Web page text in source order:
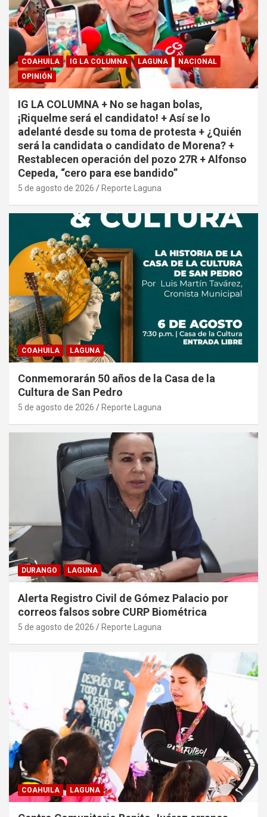
COAHUILA IG LA COLUMNA LAGUNA
NACIONAL
OPINIÓN
IG LA COLUMNA + No se hagan bolas,
¡Riquelme será el candidato! + Así se lo
adelanté desde su toma de protesta + ¿Quién
será la candidata o candidato de Morena? +
Restablecen operación del pozo 27R + Alfonso
Cepeda, “cero para ese bandido”
5 de agosto de 2026 Reporte Laguna
COAHUILA LAGUNA
Conmemorarán 50 años de la Casa de la
Cultura de San Pedro
5 de agosto de 2026 Reporte Laguna
DURANGO LAGUNA
Alerta Registro Civil de Gómez Palacio por
correos falsos sobre CURP Biométrica
5 de agosto de 2026 Reporte Laguna
COAHUILA LAGUNA